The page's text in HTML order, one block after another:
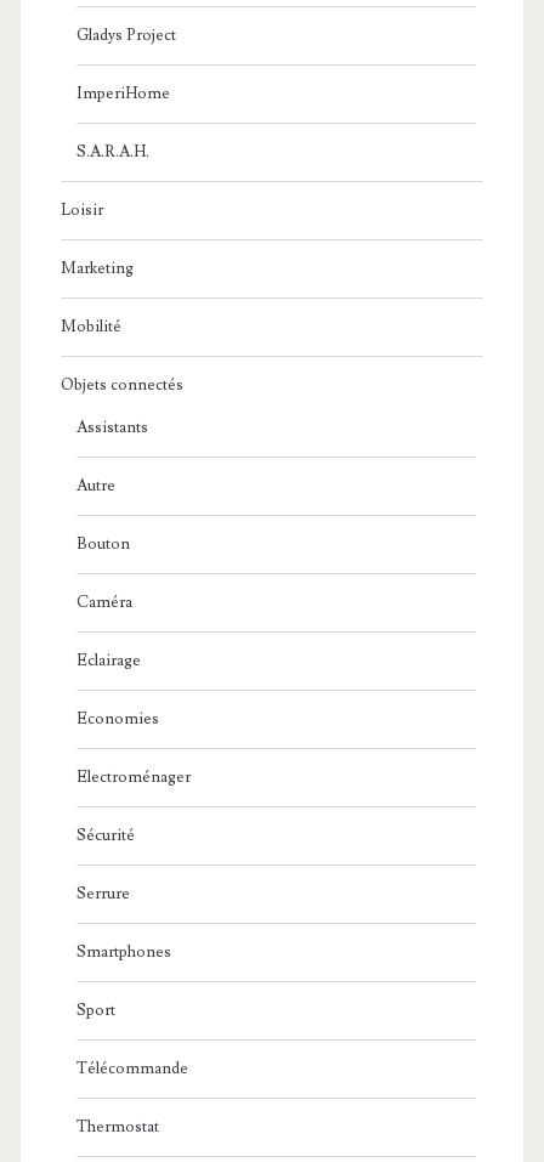
Gladys Project
ImperiHome
S.A.R.A.H.
Loisir
Marketing
Mobilité
Objets connectés
Assistants
Autre
Bouton
Caméra
Eclairage
Economies
Electroménager
Sécurité
Serrure
Smartphones
Sport
Télécommande
Thermostat